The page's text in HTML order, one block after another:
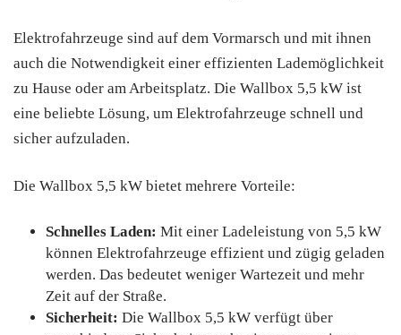
Elektrofahrzeuge sind auf dem Vormarsch und mit ihnen
auch die Notwendigkeit einer effizienten Lademöglichkeit
zu Hause oder am Arbeitsplatz. Die Wallbox 5,5 kW ist
eine beliebte Lösung, um Elektrofahrzeuge schnell und
sicher aufzuladen.
Die Wallbox 5,5 kW bietet mehrere Vorteile:
Schnelles Laden: Mit einer Ladeleistung von 5,5 kW
können Elektrofahrzeuge effizient und zügig geladen
werden. Das bedeutet weniger Wartezeit und mehr
Zeit auf der Straße.
Sicherheit: Die Wallbox 5,5 kW verfügt über